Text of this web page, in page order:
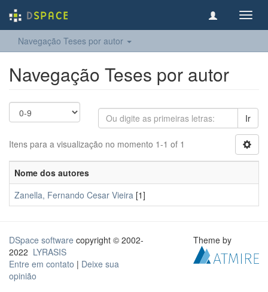
Navegação Teses por autor
Navegação Teses por autor
Ir
Itens para a visualização no momento 1-1 of 1
Nome dos autores
Zanella, Fernando Cesar Vieira [1]
DSpace software copyright © 2002-
2022 LYRASIS
Entre em contato | Deixe sua
opinião
Theme by